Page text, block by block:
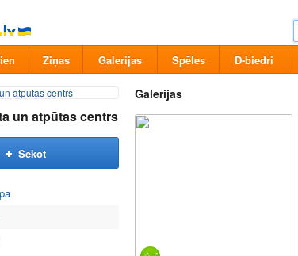
Ziņas Galerijas Spēles D-biedri
un atpūtas centrs
Sekot
Galerijas